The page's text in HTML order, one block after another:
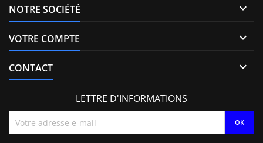
NOTRE SOCIÉTÉ 
VOTRE COMPTE 
CONTACT 
LETTRE D'INFORMATIONS